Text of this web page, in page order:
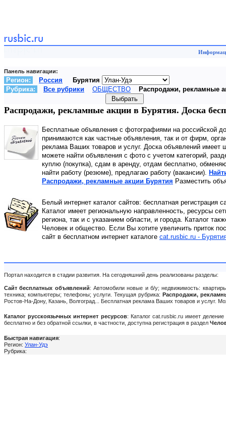
Панель навигации:
Регион: Россия
Бурятия
Рубрика:
Все рубрики ОБЩЕСТВО Распродажи, рекламные
Распродажи, рекламные акции в Бурятия. Доска
Бесплатные объявления с фотографиями на российской
принимаются как частные объявления, так и от фирм,
реклама Ваших товаров и услуг. Доска объявлений
можете найти объявления с фото с учетом категорий,
куплю (покупка), сдам в аренду, отдам бесплатно,
найти работу (резюме), предлагаю работу (вакансии).
Распродажи, рекламные акции Бурятия Разместить
Белый интернет каталог сайтов: бесплатная регистрация
Каталог имеет региональную направленность, ресурсы
региона, так и с указанием области, и города. Каталог
Человек и общество. Если Вы хотите увеличить приток
сайт в бесплатном интернет каталоге cat.rusbic.ru -
Портал находится в стадии развития. На сегодняшний день реализованы разделы:
Сайт бесплатных объявлений: Автомобили новые и б/у; недвижимость:
техника; компьютеры; телефоны; услуги. Текущая рубрика:Распродажи,
Ростов-На-Дону, Казань, Волгоград... Бесплатная реклама Ваших товаров и услуг.
Каталог русскоязычных интернет ресурсов: Каталог cat.rusbic.ru имеет
бесплатно и без обратной ссылки, в частности, доступна регистрация в раздел
Быстрая навигация:
Регион: Улан-Удэ
Рубрика: